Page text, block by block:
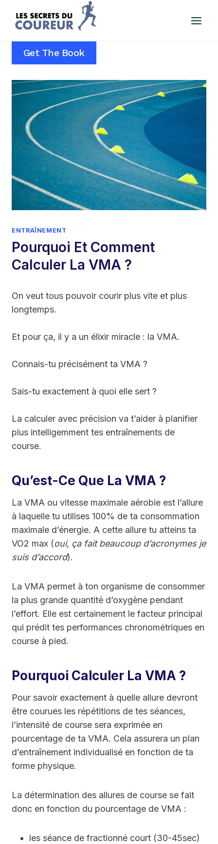
Get The Book
ENTRAÎNEMENT
Pourquoi Et Comment
Calculer La VMA ?
On veut tous pouvoir courir plus vite et plus
longtemps.
Et pour ça, il y a un élixir miracle : la VMA.
Connais-tu précisément ta VMA ?
Sais-tu exactement à quoi elle sert ?
La calculer avec précision va t’aider à planifier
plus intelligemment tes entraînements de
course.
Qu’est-Ce Que La VMA ?
La VMA ou vitesse maximale aérobie est l’allure
à laquelle tu utilises 100% de ta consommation
maximale d’énergie. A cette allure tu atteins ta
VO2 max (oui, ça fait beaucoup d’acronymes je
suis d’accord).
La VMA permet à ton organisme de consommer
la plus grande quantité d’oxygène pendant
l’effort. Elle est certainement le facteur principal
qui prédit tes performances chronométriques en
course à pied.
Pourquoi Calculer La VMA ?
Pour savoir exactement à quelle allure devront
être courues les répétitions de tes séances,
l’intensité de course sera exprimée en
pourcentage de ta VMA. Cela assurera un plan
d’entraînement individualisé en fonction de ta
forme physique.
La détermination des allures de course se fait
donc en fonction du pourcentage de VMA :
les séance de fractionné court (30-45sec)